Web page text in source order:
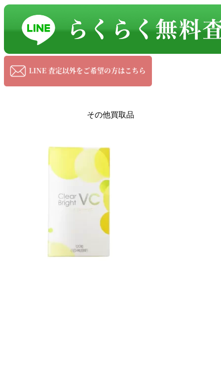
その他買取品